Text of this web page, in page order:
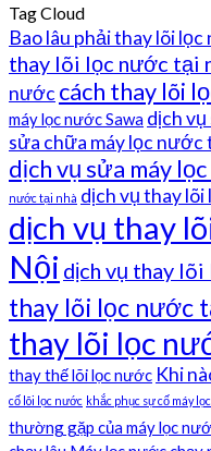
Tag Cloud
Bao lâu phải thay lõi
thay lõi lọc nước tại
nước cách thay lõi
máy lọc nước Sawa dịch
sửa chữa máy lọc nước
dịch vụ sửa máy
nước tại nhà dịch vụ thay lõi
dịch vụ thay
Nội dịch vụ thay
thay lõi lọc nước
thay lõi lọc
thay thế lõi lọc nước Khi
cố lõi lọc nước khắc phục sự cố máy
thường gặp của máy lọc